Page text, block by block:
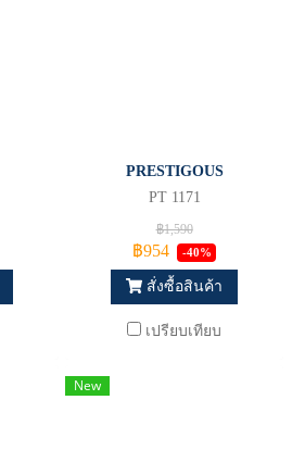
PRESTIGOUS
PT 1171
฿1,590
฿954 -40%
สั่งซื้อสินค้า
เปรียบเทียบ
New